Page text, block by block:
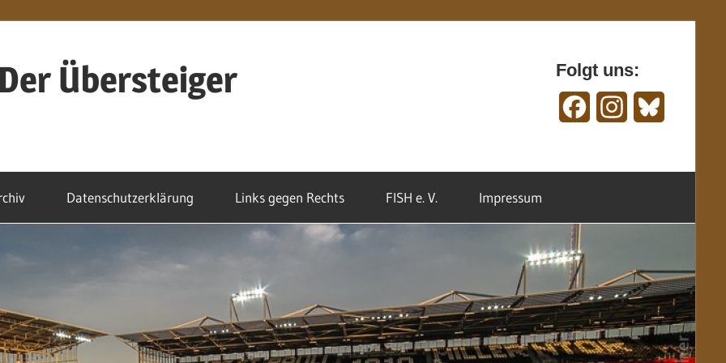
Der Übersteiger Folgt uns:
FacebookInstagram
Datenschutzerklärung Links gegen Rechts FISH e. V. Impressum